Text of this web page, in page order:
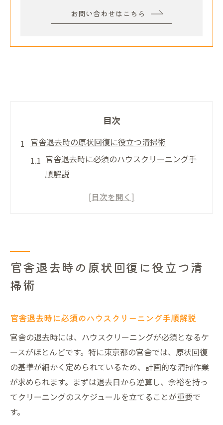
お問い合わせはこちら
目次
官舎退去時の原状回復に役立つ清掃術
官舎退去時に必須のハウスクリーニング手
順解説
原状回復で失敗しない清掃の基本ポイント
自衛隊官舎の清掃で注意したいポイントま
東京都官舎で求められるハウスクリーニン
グ基準
公務員宿舎原状回復に役立つ専門知識とは
自衛隊官舎ハウスクリーニングの特徴と注
意点
ハウスクリーニング業者選びの重要チェッ
官舎退去時の原状回復に役立つ清
掃術
官舎退去時に必須のハウスクリーニング手順解説
官舎の退去時には、ハウスクリーニングが必須となるケ
ースがほとんどです。特に東京都の官舎では、原状回復
の基準が細かく定められているため、計画的な清掃作業
が求められます。まずは退去日から逆算し、余裕を持っ
てクリーニングのスケジュールを立てることが重要で
す。